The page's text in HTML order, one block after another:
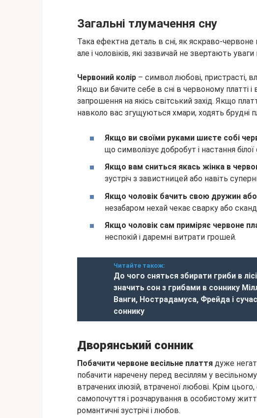
Загальні тлумачення сну
Така ефектна деталь в сні, як яскраво-червоне
але і чоловіків, які зазвичай не звертають
Червоний колір – символ любові, пристрасті,
Якщо ви бачите себе в сні в червоному платті і
запрошення на якісь світський захід. Якщо
навколо вас згущуються хмари, ходять брудні
Якщо ви своїми руками шиєте собі
що символізує добробут і настання
Якщо вам сниться якась жінка в
зустріч з завистницей або навіть
Якщо чоловік бачить свою дружин
незабаром нехай чекає сварку або
Якщо чоловік сам приміряє червоне
неспокій і даремні витрати грошей.
Читайте також:
До чого сняться збирати гриби в
значить сон з грибами в соннику
Ванги, Нострадамуса, Фрейда і
соннику
Дворянський сонник
Побачити червоне весільне плаття дуже
побачити наречену перед весіллям у
втрачених ілюзій, втраченої любові. Крім
самопочуття і розчарування в особистому
романтичні зустрічі і любов.